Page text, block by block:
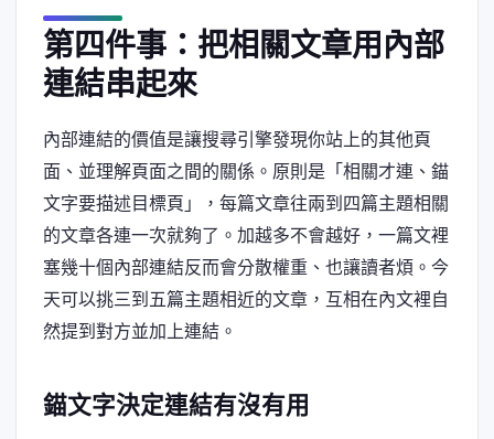
第四件事：把相關文章用內部
連結串起來
內部連結的價值是讓搜尋引擎發現你站上的其他頁
面、並理解頁面之間的關係。原則是「相關才連、錨
文字要描述目標頁」，每篇文章往兩到四篇主題相關
的文章各連一次就夠了。加越多不會越好，一篇文裡
塞幾十個內部連結反而會分散權重、也讓讀者煩。今
天可以挑三到五篇主題相近的文章，互相在內文裡自
然提到對方並加上連結。
錨文字決定連結有沒有用